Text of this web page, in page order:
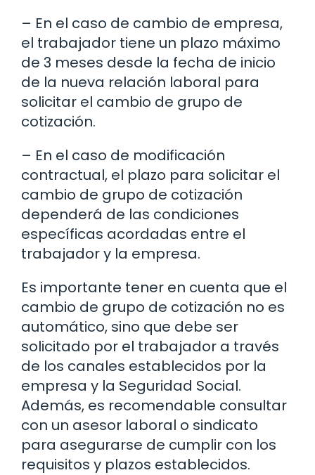
– En el caso de cambio de empresa,
el trabajador tiene un plazo máximo
de 3 meses desde la fecha de inicio
de la nueva relación laboral para
solicitar el cambio de grupo de
cotización.
– En el caso de modificación
contractual, el plazo para solicitar el
cambio de grupo de cotización
dependerá de las condiciones
específicas acordadas entre el
trabajador y la empresa.
Es importante tener en cuenta que el
cambio de grupo de cotización no es
automático, sino que debe ser
solicitado por el trabajador a través
de los canales establecidos por la
empresa y la Seguridad Social.
Además, es recomendable consultar
con un asesor laboral o sindicato
para asegurarse de cumplir con los
requisitos y plazos establecidos.